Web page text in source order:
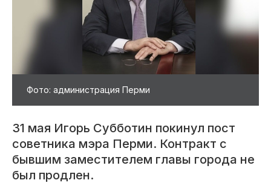
Фото: администрация Перми
31 мая Игорь Субботин покинул пост
советника мэра Перми. Контракт с
бывшим заместителем главы города не
был продлен.